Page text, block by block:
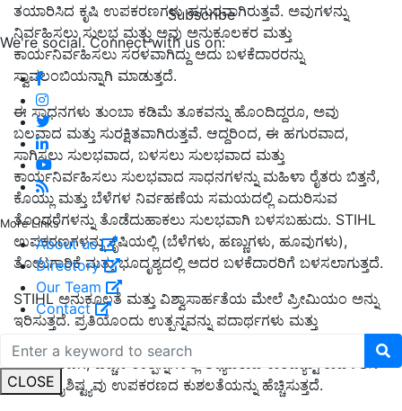
Subscribe
We're social. Connect with us on:
More Links
About us
Directory
Our Team
Contact
CLOSE
ತಯಾರಿಸಿದ ಕೃಷಿ ಉಪಕರಣಗಳು ಹಗುರವಾಗಿರುತ್ತವೆ. ಅವುಗಳನ್ನು
ನಿರ್ವಹಿಸಲು ಸುಲಭ ಮತ್ತು ಅವು ಅನುಕೂಲಕರ ಮತ್ತು
ಕಾರ್ಯನಿರ್ವಹಿಸಲು ಸರಳವಾಗಿದ್ದು ಅದು ಬಳಕೆದಾರರನ್ನು
ಸ್ವಾವಲಂಬಿಯನ್ನಾಗಿ ಮಾಡುತ್ತದೆ.
ಈ ಸಾಧನಗಳು ತುಂಬಾ ಕಡಿಮೆ ತೂಕವನ್ನು ಹೊಂದಿದ್ದರೂ, ಅವು
ಬಲವಾದ ಮತ್ತು ಸುರಕ್ಷಿತವಾಗಿರುತ್ತವೆ. ಆದ್ದರಿಂದ, ಈ ಹಗುರವಾದ,
ಸಾಗಿಸಲು ಸುಲಭವಾದ, ಬಳಸಲು ಸುಲಭವಾದ ಮತ್ತು
ಕಾರ್ಯನಿರ್ವಹಿಸಲು ಸುಲಭವಾದ ಸಾಧನಗಳನ್ನು ಮಹಿಳಾ ರೈತರು ಬಿತ್ತನೆ,
ಕೊಯ್ಲು ಮತ್ತು ಬೆಳೆಗಳ ನಿರ್ವಹಣೆಯ ಸಮಯದಲ್ಲಿ ಎದುರಿಸುವ
ತೊಂದರೆಗಳನ್ನು ತೊಡೆದುಹಾಕಲು ಸುಲಭವಾಗಿ ಬಳಸಬಹುದು. STIHL
ಉಪಕರಣಗಳನ್ನು ಕೃಷಿಯಲ್ಲಿ (ಬೆಳೆಗಳು, ಹಣ್ಣುಗಳು, ಹೂವುಗಳು),
ತೋಟಗಾರಿಕೆ ಮತ್ತು ಭೂದೃಶ್ಯದಲ್ಲಿ ಅದರ ಬಳಕೆದಾರರಿಗೆ ಬಳಸಲಾಗುತ್ತದೆ.
STIHL ಅನುಕೂಲತೆ ಮತ್ತು ವಿಶ್ವಾಸಾರ್ಹತೆಯ ಮೇಲೆ ಪ್ರೀಮಿಯಂ ಅನ್ನು
ಇರಿಸುತ್ತದೆ. ಪ್ರತಿಯೊಂದು ಉತ್ಪನ್ನವನ್ನು ಪದಾರ್ಥಗಳು ಮತ್ತು
ವೈಶಿಷ್ಟ್ಯಗಳಿಂದ ರಚಿಸಲಾಗಿದೆ ಅದು ಬಳಸಲು ಸುಲಭವಾಗುತ್ತದೆ.
ಉದಾಹರಣೆಗೆ, ಹೆಚ್ಚಿನ ಉತ್ಪನ್ನಗಳಲ್ಲಿ ಲಭ್ಯವಿರುವ ಕಾಂಪ್ಯಾಕ್ಟ್ ಕಾರ್ಡ್‌ಲೆಸ್
ಪವರ್ ವೈಶಿಷ್ಟ್ಯವು ಉಪಕರಣದ ಕುಶಲತೆಯನ್ನು ಹೆಚ್ಚಿಸುತ್ತದೆ.